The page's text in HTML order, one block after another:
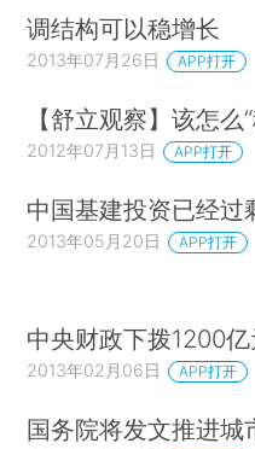
调结构可以稳增长
2013年07月26日 APP打开
【舒立观察】该怎么
2012年07月13日 APP打开
中国基建投资已经过
2013年05月20日 APP打开
中央财政下拨1200
2013年02月06日 APP打开
国务院将发文推进城